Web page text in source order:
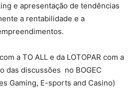
e apresentação de tendências
a rentabilidade e a
a TO ALL e da LOTOPAR com a
das discussões no BOGEC
Gaming, E-sports and Casino)